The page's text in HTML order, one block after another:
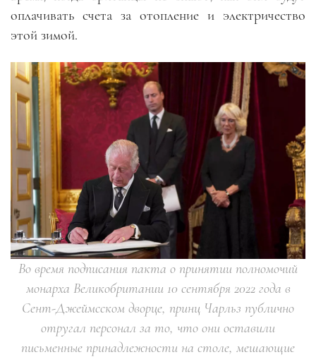
оплачивать счета за отопление и электричество
этой зимой.
Во время подписания пакта о принятии полномочий
монарха Великобритании 10 сентября 2022 года в
Сент-Джеймсском дворце, принц Чарльз публично
отругал персонал за то, что они оставили
письменные принадлежности на столе, мешающие